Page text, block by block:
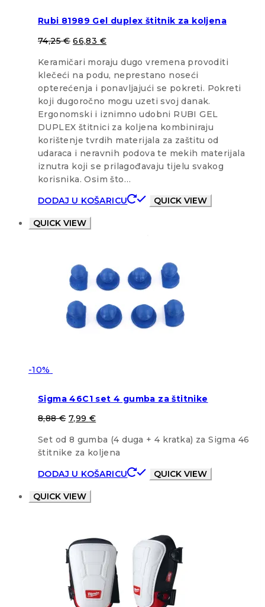
Rubi 81989 Gel duplex štitnik za koljena
74,25€ 66,83 €
Keramičari moraju dugo vremena provoditi
klečeći na podu, neprestano noseći
opterećenja i ponavljajući se pokreti. Pokreti
koji dugoročno mogu uzeti svoj danak.
Ergonomski i iznimno udobni RUBI GEL
DUPLEX štitnici za koljena kombiniraju
korištenje tvrdih materijala za zaštitu od
udaraca i neravnih podova te mekih materijala
iznutra koji se prilagođavaju tijelu svakog
korisnika. Osim što…
DODAJ U KOŠARICU
QUICK VIEW
QUICK VIEW
-10%
Sigma 46C1 set 4 gumba za štitnike
8,88€ 7,99 €
Set od 8 gumba (4 duga + 4 kratka) za Sigma 46
štitnike za koljena
DODAJ U KOŠARICU
QUICK VIEW
QUICK VIEW